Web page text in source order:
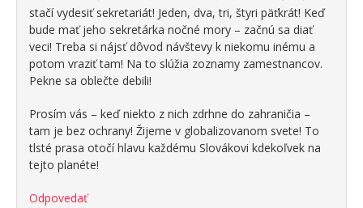
stačí vydesiť sekretariát! Jeden, dva, tri, štyri päťkrát! Keď
bude mať jeho sekretárka nočné mory – začnú sa diať
veci! Treba si nájsť dôvod návštevy k niekomu inému a
potom vraziť tam! Na to slúžia zoznamy zamestnancov.
Pekne sa oblečte debili!
Prosím vás – keď niekto z nich zdrhne do zahraničia –
tam je bez ochrany! Žijeme v globalizovanom svete! To
tlsté prasa otočí hlavu každému Slovákovi kdekoľvek na
tejto planéte!
Odpovedať